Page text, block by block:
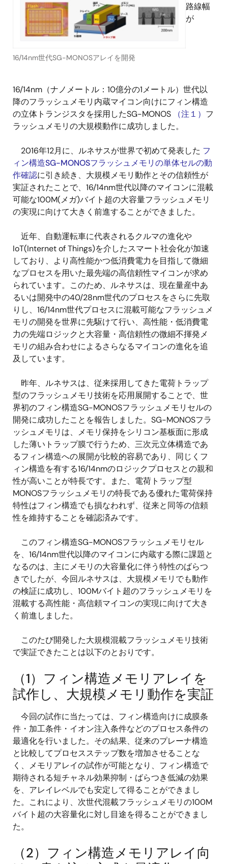
16/14nm世代SG-MONOSアレイを開発
路線幅
が
16/14nm（ナノメートル：10億分の1メートル）世代以
降のフラッシュメモリ内蔵マイコン向けにフィン構造
の立体トランジスタを採用したSG-MONOS
（注１） フ
ラッシュメモリの大規模動作に成功しました。
2016年12月に、ルネサスが世界で初めて発表した フ
ィン構造SG-MONOSフラッシュメモリの単体セルの動
作確認に引き続き、大規模メモリ動作とその信頼性が
実証されたことで、16/14nm世代以降のマイコンに混載
可能な100M(メガ)バイト超の大容量フラッシュメモリ
の実現に向けて大きく前進することができました。
近年、自動運転車に代表されるクルマの進化や
IoT(Internet of Things)を介したスマート社会化が加速
しており、より高性能かつ低消費電力を目指して微細
なプロセスを用いた最先端の高信頼性マイコンが求め
られています。このため、ルネサスは、現在量産中あ
るいは開発中の40/28nm世代のプロセスをさらに先取
りし、16/14nm世代プロセスに混載可能なフラッシュメ
モリの開発を世界に先駆けて行い、高性能・低消費電
力の先端ロジックと大容量・高信頼性の微細不揮発メ
モリの組み合わせによるさらなるマイコンの進化を追
及しています。
昨年、ルネサスは、従来採用してきた電荷トラップ
型のフラッシュメモリ技術を応用展開することで、世
界初のフィン構造SG-MONOSフラッシュメモリセルの
開発に成功したことを報告しました。SG-MONOSフラ
ッシュメモリは、メモリ保持をシリコン基板面に形成
した薄いトラップ膜で行うため、三次元立体構造であ
るフィン構造への展開が比較的容易であり、同じくフ
ィン構造を有する16/14nmのロジックプロセスとの親和
性が高いことが特長です。また、電荷トラップ型
MONOSフラッシュメモリの特長である優れた電荷保持
特性はフィン構造でも損なわれず、従来と同等の信頼
性を維持することを確認済みです。
このフィン構造SG-MONOSフラッシュメモリセル
を、16/14nm世代以降のマイコンに内蔵する際に課題と
なるのは、主にメモリの大容量化に伴う特性のばらつ
きでしたが、今回ルネサスは、大規模メモリでも動作
の検証に成功し、100Mバイト超のフラッシュメモリを
混載する高性能・高信頼マイコンの実現に向けて大き
く前進しました。
このたび開発した大規模混載フラッシュメモリ技術
で実証できたことは以下のとおりです。
（1）フィン構造メモリアレイを
試作し、大規模メモリ動作を実証
今回の試作に当たっては、フィン構造向けに成膜条
件・加工条件・イオン注入条件などのプロセス条件の
最適化を行いました。その結果、従来のプレーナ構造
と比較してプロセスステップ数を増加させることな
く、メモリアレイの試作が可能となり、フィン構造で
期待される短チャネル効果抑制・ばらつき低減の効果
を、アレイレベルでも安定して得ることができまし
た。これにより、次世代混載フラッシュメモリの100M
バイト超の大容量化に対し目途を得ることができまし
た。
（2）フィン構造メモリアレイ向